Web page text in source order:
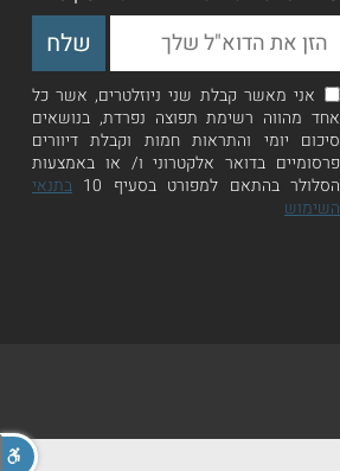
אני מאשר קבלת שני ניוזלטרים, אשר כל
אחד מהווה רשימת תפוצה נפרדת, בנושאים
סיכום יומי והתראות חמות וקבלת דיוורים
פרסומיים בדואר אלקטרוני ו/ או באמצעות
הסלולר בהתאם למפורט בסעיף 10
בתנאי
השימוש